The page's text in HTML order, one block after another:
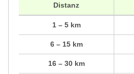
Distanz
1 – 5 km
6 – 15 km
16 – 30 km